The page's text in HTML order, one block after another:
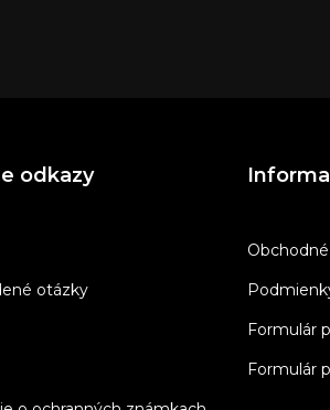
odkazy
otázky
Formulár
Formulár